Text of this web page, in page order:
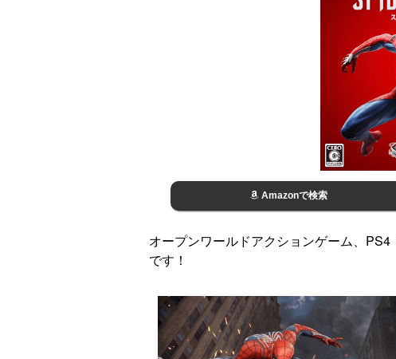
Amazonで検索
オープンワールドアクションゲーム、
です！